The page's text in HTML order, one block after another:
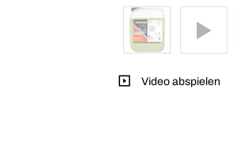
Video abspielen